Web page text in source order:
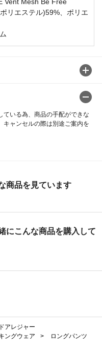
リエステル)59%、ポリエ
いる為、商品の手配ができな
キャンセルの際は別途ご案内を
商品を見ています
にこんな商品を購入して
アレジャー
ングウェア >
ロングパンツ